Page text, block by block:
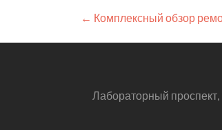
Навигация
по
← Комплексный обзор
Лабораторный проспект,